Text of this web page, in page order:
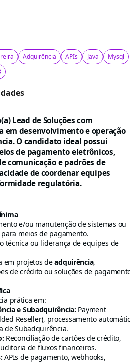
Adquirência APIs Java
Mysql
Lead de Soluções com
em desenvolvimento e operação
O candidato ideal possui
de pagamento eletrônicos,
comunicação e padrões de
de coordenar equipes
regulatória.
e/ou manutenção de sistemas ou
meios de pagamento.
técnica ou liderança de equipes de
em projetos deadquirência,
de crédito ou soluções de
prática em:
e Subadquirência: Payment
Reseller), processamento
de Subadquirência.
Reconciliação de cartões de crédito,
de fluxos financeiros.
APIs de pagamento, webhooks,